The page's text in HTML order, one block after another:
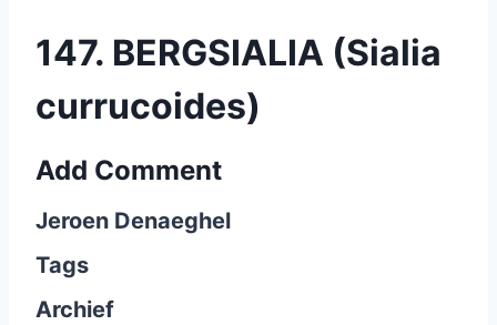
147. BERGSIALIA (Sialia
currucoides)
Add Comment
Jeroen Denaeghel
Tags
Archief